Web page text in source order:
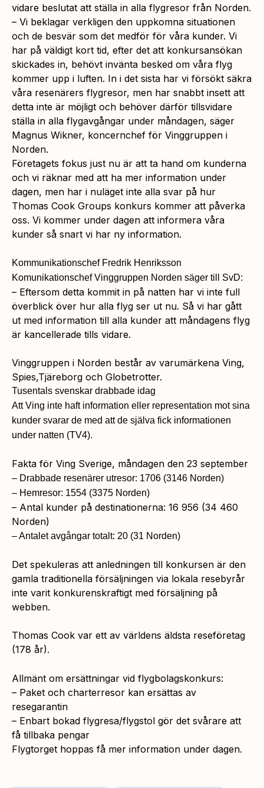
vidare beslutat att ställa in alla flygresor från Norden.
– Vi beklagar verkligen den uppkomna situationen
och de besvär som det medför för våra kunder. Vi
har på väldigt kort tid, efter det att konkursansökan
skickades in, behövt invänta besked om våra flyg
kommer upp i luften. In i det sista har vi försökt säkra
våra resenärers flygresor, men har snabbt insett att
detta inte är möjligt och behöver därför tillsvidare
ställa in alla flygavgångar under måndagen, säger
Magnus Wikner, koncernchef för Vinggruppen i
Norden.
Företagets fokus just nu är att ta hand om kunderna
och vi räknar med att ha mer information under
dagen, men har i nuläget inte alla svar på hur
Thomas Cook Groups konkurs kommer att påverka
oss. Vi kommer under dagen att informera våra
kunder så snart vi har ny information.
Kommunikationschef Fredrik Henriksson
Komunikationschef Vinggruppen Norden säger till SvD:
– Eftersom detta kommit in på natten har vi inte full
överblick över hur alla flyg ser ut nu. Så vi har gått
ut med information till alla kunder att måndagens flyg
är kancellerade tills vidare.
Vinggruppen i Norden består av varumärkena Ving,
Spies,Tjäreborg och Globetrotter.
Tusentals svenskar drabbade idag
Att Ving inte haft information eller representation mot sina
kunder svarar de med att de själva fick informationen
under natten (TV4).
Fakta för Ving Sverige, måndagen den 23 september
– Drabbade resenärer utresor: 1706 (3146 Norden)
– Hemresor: 1554 (3375 Norden)
– Antal kunder på destinationerna: 16 956 (34 460
Norden)
– Antalet avgångar totalt: 20 (31 Norden)
Det spekuleras att anledningen till konkursen är den
gamla traditionella försäljningen via lokala resebyrår
inte varit konkurenskraftigt med försäljning på
webben.
Thomas Cook var ett av världens äldsta reseföretag
(178 år).
Allmänt om ersättningar vid flygbolagskonkurs:
– Paket och charterresor kan ersättas av
resegarantin
– Enbart bokad flygresa/flygstol gör det svårare att
få tillbaka pengar
Flygtorget hoppas få mer information under dagen.